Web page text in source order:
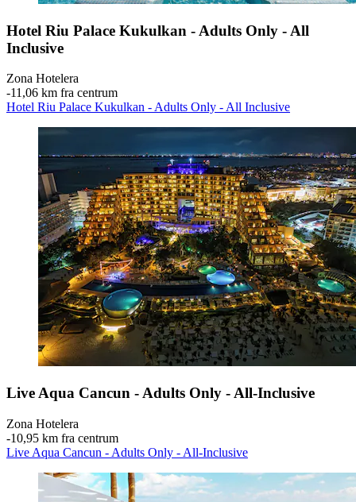
Hotel Riu Palace Kukulkan - Adults Only - All
Inclusive
Zona Hotelera
‐11,06 km fra centrum
Hotel Riu Palace Kukulkan - Adults Only - All Inclusive
Live Aqua Cancun - Adults Only - All-Inclusive
Zona Hotelera
‐10,95 km fra centrum
Live Aqua Cancun - Adults Only - All-Inclusive